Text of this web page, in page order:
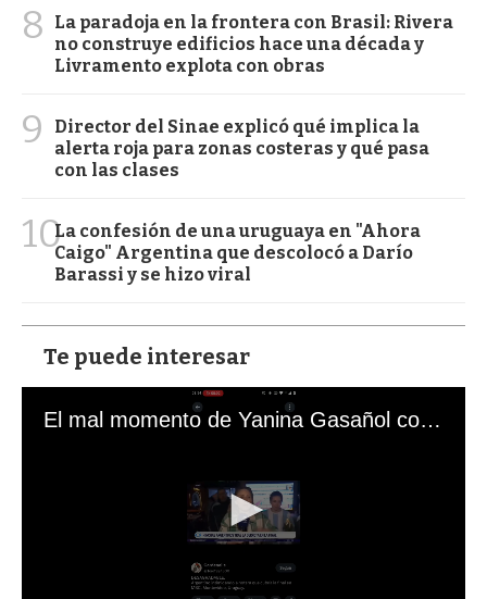
8
La paradoja en la frontera con Brasil: Rivera
no construye edificios hace una década y
Livramento explota con obras
9
Director del Sinae explicó qué implica la
alerta roja para zonas costeras y qué pasa
con las clases
10La confesión de una uruguaya en "Ahora
Caigo" Argentina que descolocó a Darío
Barassi y se hizo viral
Te puede interesar
El mal momento de Yanina Gasañol con un hincha argentino en "Subrayado"